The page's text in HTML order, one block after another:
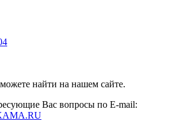
найти на нашем сайте.
Вас вопросы по E-mail: